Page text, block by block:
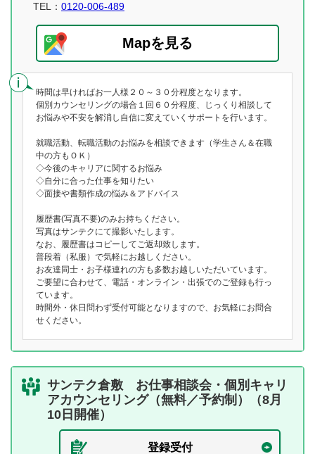
TEL： 0120-006-489
Mapを見る
時間は早ければお一人様２０～３０分程度となります。
個別カウンセリングの場合１回６０分程度、じっくり相談して
お悩みや不安を解消し自信に変えていくサポートを行います。
就職活動、転職活動のお悩みを相談できます（学生さん＆在職
中の方もＯＫ）
◇今後のキャリアに関するお悩み
◇自分に合った仕事を知りたい
◇面接や書類作成の悩み＆アドバイス
履歴書(写真不要)のみお持ちください。
写真はサンテクにて撮影いたします。
なお、履歴書はコピーしてご返却致します。
普段着（私服）で気軽にお越しください。
お友達同士・お子様連れの方も多数お越しいただいています。
ご要望に合わせて、電話・オンライン・出張でのご登録も行っ
ています。
時間外・休日問わず受付可能となりますので、お気軽にお問合
せください。
サンテク倉敷 お仕事相談会・個別キャリ
アカウンセリング（無料／予約制）（8月
10日開催）
登録受付